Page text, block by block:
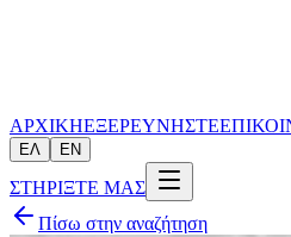
ΑΡΧΙΚΗΕΞΕΡΕΥΝΗΣΤΕ
ΕΛ EN
ΣΤΗΡΙΞΤΕ ΜΑΣ
Πίσω στην αναζήτηση